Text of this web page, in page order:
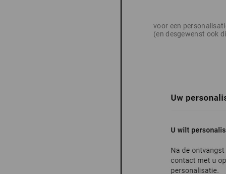
voor een
(en desgewenst ook